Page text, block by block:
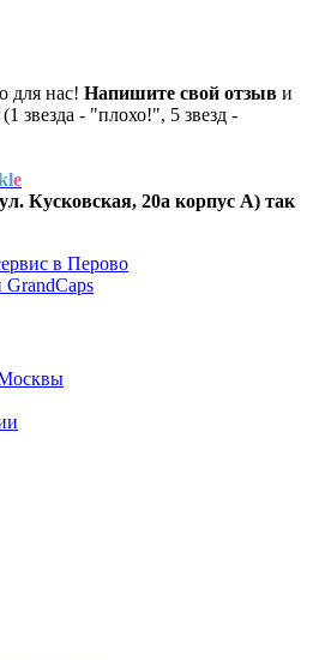
для нас! Напишите свой отзыв и
звезда - "плохо!", 5 звезд -
e
ул. Кусковская, 20а корпус А) так
в Перово
GrandCaps